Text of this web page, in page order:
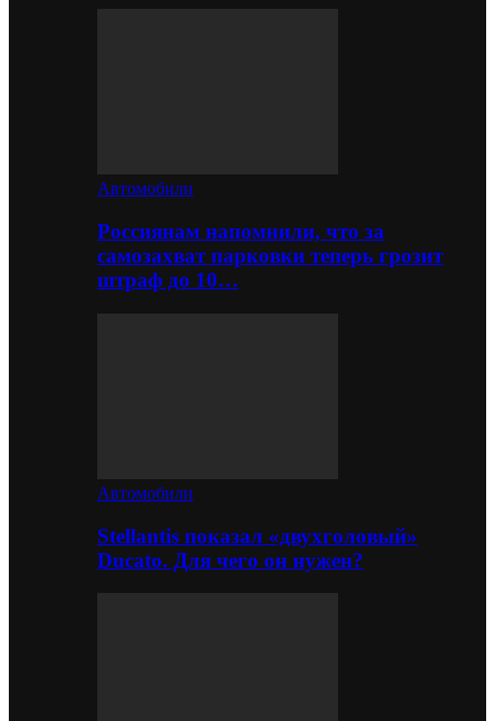
Автомобили
Россиянам напомнили, что за
самозахват парковки теперь грозит
штраф до 10…
Автомобили
Stellantis показал «двухголовый»
Ducato. Для чего он нужен?